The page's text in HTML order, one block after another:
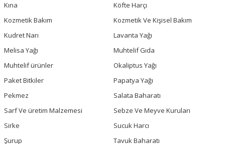
Kına
Köfte Harçı
Kozmetik Bakım
Kozmetik Ve Kişisel Bakım
Kudret Narı
Lavanta Yağı
Melisa Yağı
Muhtelif Gıda
Muhtelif ürünler
Okaliptus Yağı
Paket Bitkiler
Papatya Yağı
Pekmez
Salata Baharatı
Sarf Ve üretim Malzemesi
Sebze Ve Meyve Kuruları
Sirke
Sucuk Harcı
Şurup
Tavuk Baharatı